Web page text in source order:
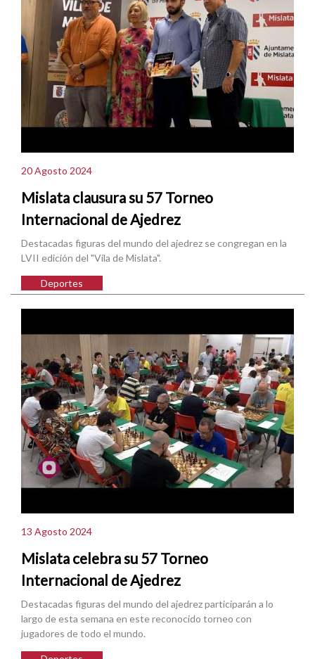
20 Agosto 2024
Mislata clausura su 57 Torneo
Internacional de Ajedrez
Destacadas figuras del mundo del ajedrez se congregan en la
LVII edición del "Vila de Mislata".
Deportes
13 Agosto 2024
Mislata celebra su 57 Torneo
Internacional de Ajedrez
Destacadas figuras del mundo del ajedrez participarán a lo
largo de esta semana en este reconocido torneo con
jugadores de todo el mundo.